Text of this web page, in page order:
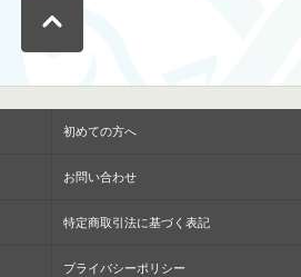
初めての方へ
お問い合わせ
特定商取引法に基づく表記
プライバシーポリシー